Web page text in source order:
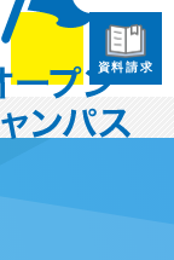
資料請求